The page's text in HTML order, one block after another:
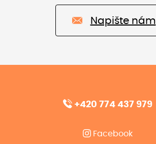
Napište nám
+420 774 437 979
Facebook